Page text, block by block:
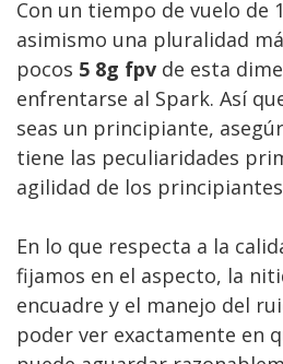
Con un tiempo de vuelo de
asimismo una pluralidad
pocos 5 8g fpv de esta
enfrentarse al Spark. Así
seas un principiante,
tiene las peculiaridades
agilidad de los
En lo que respecta a la
fijamos en el aspecto, la
encuadre y el manejo del
poder ver exactamente en